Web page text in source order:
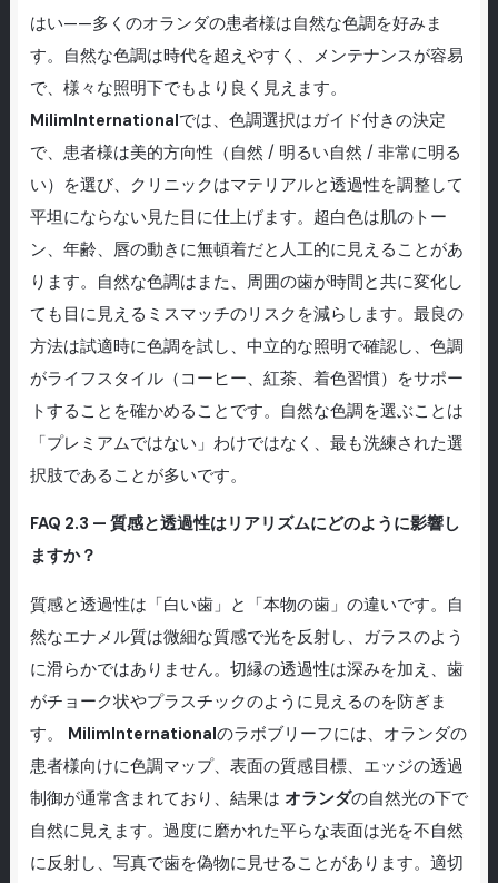
はい——多くのオランダの患者様は自然な色調を好みま
す。自然な色調は時代を超えやすく、メンテナンスが容易
で、様々な照明下でもより良く見えます。
MilimInternationalでは、色調選択はガイド付きの決定
で、患者様は美的方向性（自然 / 明るい自然 / 非常に明る
い）を選び、クリニックはマテリアルと透過性を調整して
平坦にならない見た目に仕上げます。超白色は肌のトー
ン、年齢、唇の動きに無頓着だと人工的に見えることがあ
ります。自然な色調はまた、周囲の歯が時間と共に変化し
ても目に見えるミスマッチのリスクを減らします。最良の
方法は試適時に色調を試し、中立的な照明で確認し、色調
がライフスタイル（コーヒー、紅茶、着色習慣）をサポー
トすることを確かめることです。自然な色調を選ぶことは
「プレミアムではない」わけではなく、最も洗練された選
択肢であることが多いです。
FAQ 2.3 — 質感と透過性はリアリズムにどのように影響し
ますか？
質感と透過性は「白い歯」と「本物の歯」の違いです。自
然なエナメル質は微細な質感で光を反射し、ガラスのよう
に滑らかではありません。切縁の透過性は深みを加え、歯
がチョーク状やプラスチックのように見えるのを防ぎま
す。 MilimInternationalのラボブリーフには、オランダの
患者様向けに色調マップ、表面の質感目標、エッジの透過
制御が通常含まれており、結果は オランダの自然光の下で
自然に見えます。過度に磨かれた平らな表面は光を不自然
に反射し、写真で歯を偽物に見せることがあります。適切